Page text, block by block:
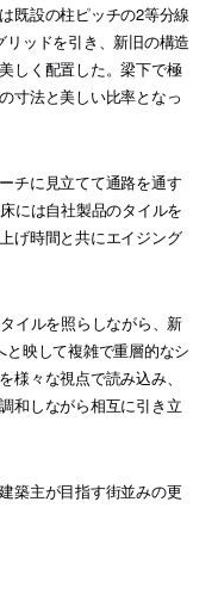
既設の柱ピッチの2等分線
ッドを引き、新旧の構造
しく配置した。梁下で極
寸法と美しい比率となっ
チに見立てて通路を通す
には自社製品のタイルを
げ時間と共にエイジング
イルを照らしながら、新
映して複雑で重層的なシ
様々な視点で読み込み、
和しながら相互に引き立
築主が目指す街並みの更